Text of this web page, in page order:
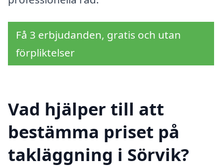
Få 3 erbjudanden, gratis och utan
förpliktelser
Vad hjälper till att
bestämma priset på
takläggning i Sörvik?